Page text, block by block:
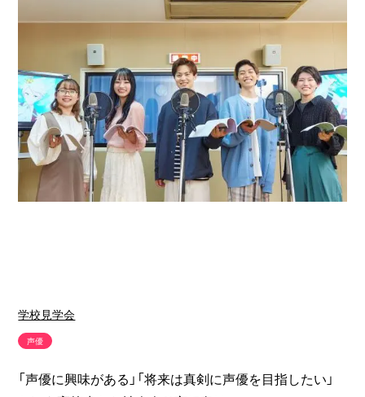
学校見学会
声優
「声優に興味がある」「将来は真剣に声優を目指したい」